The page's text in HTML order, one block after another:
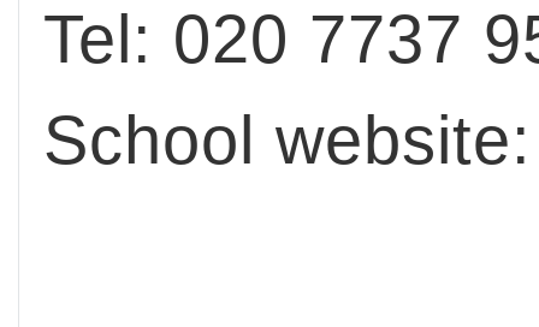
Tel: 020 7737
School